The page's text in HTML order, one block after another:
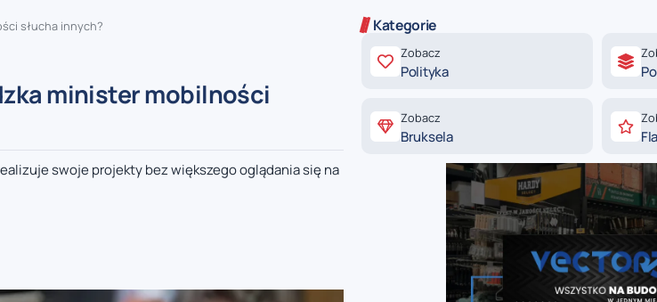
słucha innych?
minister mobilności
swoje projekty bez większego oglądania się na
Kategorie
Zobacz
Polityka
Zobacz
Bruksela